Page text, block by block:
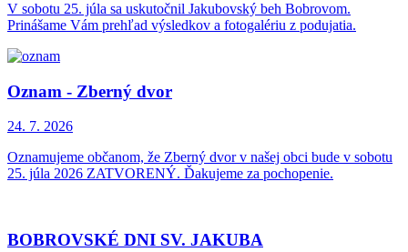
V sobotu 25. júla sa uskutočnil Jakubovský beh Bobrovom.
Prinášame Vám prehľad výsledkov a fotogalériu z podujatia.
Oznam - Zberný dvor
24. 7. 2026
Oznamujeme občanom, že Zberný dvor v našej obci bude v sobotu
25. júla 2026 ZATVORENÝ. Ďakujeme za pochopenie.
BOBROVSKÉ DNI SV. JAKUBA